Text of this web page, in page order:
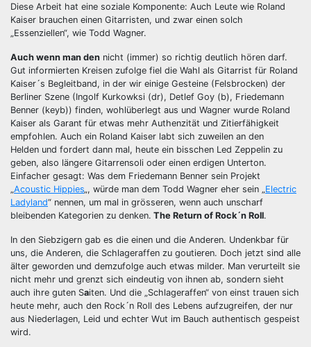
Diese Arbeit hat eine soziale Komponente: Auch Leute wie Roland
Kaiser brauchen einen Gitarristen, und zwar einen solch
„Essenziellen“, wie Todd Wagner.
Auch wenn man den nicht (immer) so richtig deutlich hören darf.
Gut informierten Kreisen zufolge fiel die Wahl als Gitarrist für Roland
Kaiser´s Begleitband, in der wir einige Gesteine (Felsbrocken) der
Berliner Szene (Ingolf Kurkowksi (dr), Detlef Goy (b), Friedemann
Benner (keyb)) finden, wohlüberlegt aus und Wagner wurde Roland
Kaiser als Garant für etwas mehr Authenzität und Zitierfähigkeit
empfohlen. Auch ein Roland Kaiser labt sich zuweilen an den
Helden und fordert dann mal, heute ein bisschen Led Zeppelin zu
geben, also längere Gitarrensoli oder einen erdigen Unterton.
Einfacher gesagt: Was dem Friedemann Benner sein Projekt
„Acoustic Hippies„, würde man dem Todd Wagner eher sein „Electric
Ladyland“ nennen, um mal in grösseren, wenn auch unscharf
bleibenden Kategorien zu denken. The Return of Rock´n Roll.
In den Siebzigern gab es die einen und die Anderen. Undenkbar für
uns, die Anderen, die Schlageraffen zu goutieren. Doch jetzt sind alle
älter geworden und demzufolge auch etwas milder. Man verurteilt sie
nicht mehr und grenzt sich eindeutig von ihnen ab, sondern sieht
auch ihre guten Saiten. Und die „Schlageraffen“ von einst trauen sich
heute mehr, auch den Rock´n Roll des Lebens aufzugreifen, der nur
aus Niederlagen, Leid und echter Wut im Bauch authentisch gespeist
wird.